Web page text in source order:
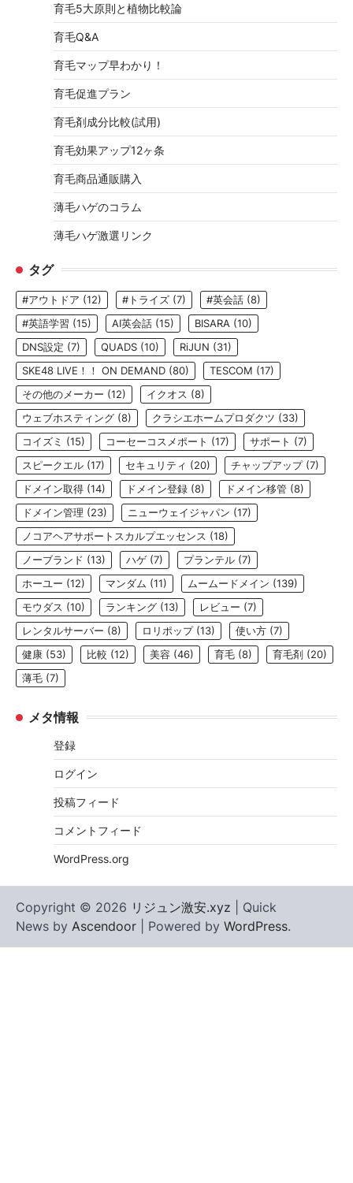
育毛5大原則と植物比較論
育毛Q&A
育毛マップ早わかり！
育毛促進プラン
育毛剤成分比較(試用)
育毛効果アップ12ヶ条
育毛商品通販購入
薄毛ハゲのコラム
薄毛ハゲ激選リンク
タグ
#アウトドア (12) #トライズ (7) #英会話 (8)
#英語学習 (15) AI英会話 (15) BISARA (10)
DNS設定 (7) QUADS (10) RiJUN (31)
SKE48 LIVE！！ ON DEMAND (80) TESCOM (17)
その他のメーカー (12) イクオス (8)
ウェブホスティング (8) クラシエホームプロダクツ (33)
コイズミ (15) コーセーコスメポート (17) サポート (7)
スピークエル (17) セキュリティ (20) チャップアップ(7)
ドメイン取得 (14) ドメイン登録 (8) ドメイン移管 (8)
ドメイン管理 (23) ニューウェイジャパン (17)
ノコアヘアサポートスカルプエッセンス (18)
ノーブランド (13) ハゲ (7) プランテル (7)
ホーユー (12) マンダム (11) ムームードメイン (139)
モウダス (10) ランキング (13) レビュー (7)
レンタルサーバー (8) ロリポップ(13) 使い方 (7)
健康 (53) 比較 (12) 美容 (46) 育毛 (8) 育毛剤 (20)
薄毛 (7)
メタ情報
登録
ログイン
投稿フィード
コメントフィード
WordPress.org
Copyright © 2026 リジュン激安.xyz | Quick
News by Ascendoor | Powered by WordPress.